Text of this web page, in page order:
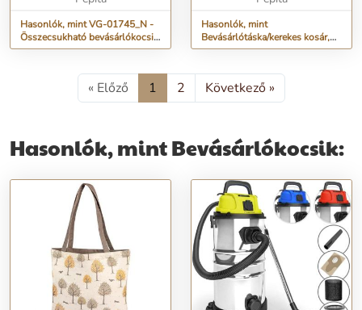
Hasonlók, mint VG-01745_N -
Összecsukható bevásárlókocsi,
kék
Hasonlók, mint
Bevásárlótáska/kerekes kosár,
PE/PVC, EVA, 20 kg, 35x30x94
« Előző 1 2 Következő »
Hasonlók, mint Bevásárlókocsik: